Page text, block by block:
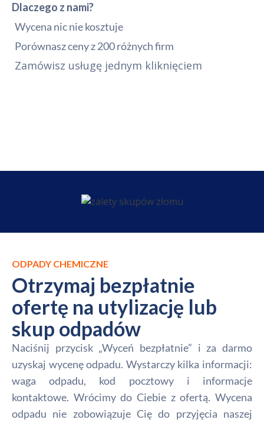
Dlaczego z nami?
Wycena nic nie kosztuje
Porównasz ceny z 200 różnych firm
Zamówisz usługę jednym kliknięciem
ODPADY CHEMICZNE
Otrzymaj bezpłatnie
ofertę na utylizację lub
skup odpadów
Naciśnij przycisk „Wyceń bezpłatnie” i za darmo
uzyskaj wycenę odpadu. Wystarczy kilka informacji:
waga odpadu, kod pocztowy i informacje
kontaktowe. Wrócimy do Ciebie z ofertą. Wycena
odpadu nie zobowiązuje Cię do przyjęcia naszej